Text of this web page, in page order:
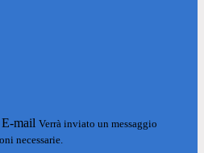
E-mail Verrà inviato un messaggio
necessarie.